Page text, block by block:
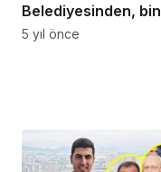
Belediyesinden, bin
500 öğrenciye
5 yıl önce